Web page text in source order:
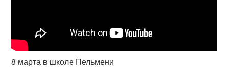
8 марта в школе Пельмени